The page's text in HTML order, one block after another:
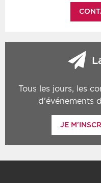
Tous les jours, les
d'événements
JE